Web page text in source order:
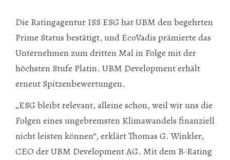
Die Ratingagentur ISS ESG hat UBM den begehrten
Prime Status bestätigt, und EcoVadis prämierte das
Unternehmen zum dritten Mal in Folge mit der
höchsten Stufe Platin. UBM Development erhält
erneut Spitzenbewertungen.
„ESG bleibt relevant, alleine schon, weil wir uns die
Folgen eines ungebremsten Klimawandels finanziell
nicht leisten können“, erklärt Thomas G. Winkler,
CEO der UBM Development AG. Mit dem B-Rating